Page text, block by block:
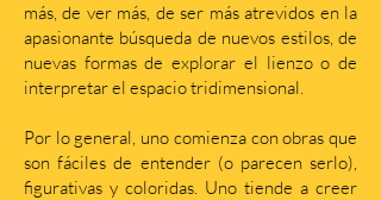
más, de ver más, de ser más atrevidos en la
apasionante búsqueda de nuevos estilos, de
nuevas formas de explorar el lienzo o de
interpretar el espacio tridimensional.
Por lo general, uno comienza con obras que
son fáciles de entender (o parecen serlo),
figurativas y coloridas. Uno tiende a creer